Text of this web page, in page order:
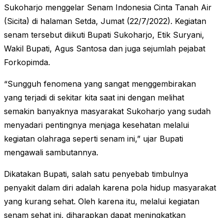
Sukoharjo menggelar Senam Indonesia Cinta Tanah Air
(Sicita) di halaman Setda, Jumat (22/7/2022). Kegiatan
senam tersebut diikuti Bupati Sukoharjo, Etik Suryani,
Wakil Bupati, Agus Santosa dan juga sejumlah pejabat
Forkopimda.
“Sungguh fenomena yang sangat menggembirakan
yang terjadi di sekitar kita saat ini dengan melihat
semakin banyaknya masyarakat Sukoharjo yang sudah
menyadari pentingnya menjaga kesehatan melalui
kegiatan olahraga seperti senam ini,” ujar Bupati
mengawali sambutannya.
Dikatakan Bupati, salah satu penyebab timbulnya
penyakit dalam diri adalah karena pola hidup masyarakat
yang kurang sehat. Oleh karena itu, melalui kegiatan
senam sehat ini, diharapkan dapat meningkatkan